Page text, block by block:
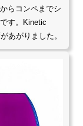
らコンペまでシ
す。Kinetic
あがりました。